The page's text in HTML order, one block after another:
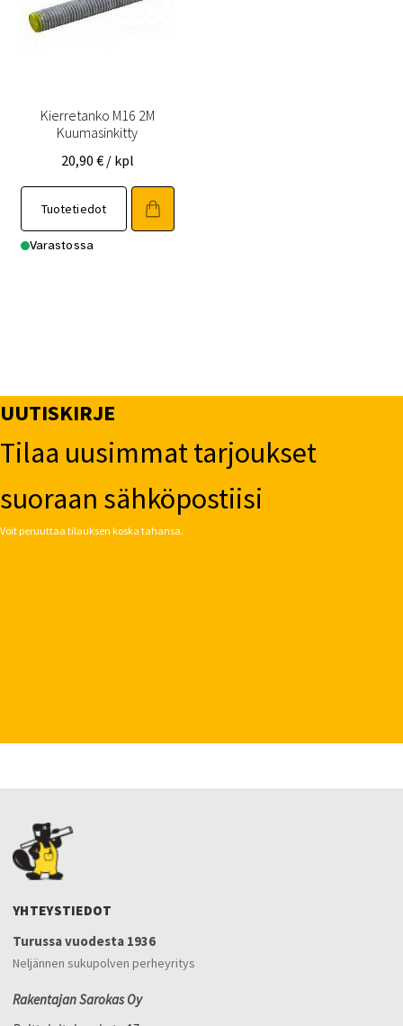
Kierretanko M16 2M
Kuumasinkitty
20,90 € / kpl
Tuotetiedot
Varastossa
UUTISKIRJE
Tilaa uusimmat tarjoukset
suoraan sähköpostiisi
Voit peruuttaa tilauksen koska tahansa.
YHTEYSTIEDOT
Turussa vuodesta 1936
Neljännen sukupolven perheyritys
Rakentajan Sarokas Oy